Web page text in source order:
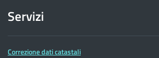
Servizi
Correzione dati catastali